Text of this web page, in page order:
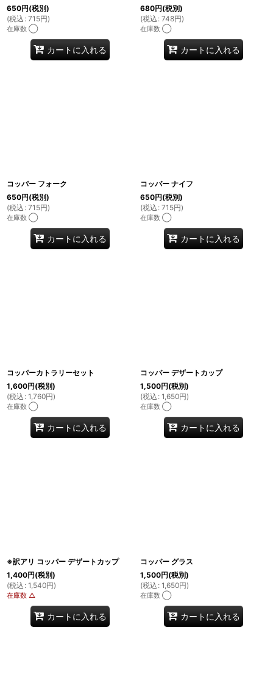
650円(税別)
(税込 : 715円)
在庫数 ◯
カートに入れる
680円(税別)
(税込 : 748円)
在庫数 ◯
カートに入れる
コッパー フォーク
650円(税別)
(税込 : 715円)
在庫数 ◯
カートに入れる
コッパー ナイフ
650円(税別)
(税込 : 715円)
在庫数 ◯
カートに入れる
コッパーカトラリーセット
1,600円(税別)
(税込 : 1,760円)
在庫数 ◯
カートに入れる
コッパー デザートカップ
1,500円(税別)
(税込 : 1,650円)
在庫数 ◯
カートに入れる
※訳アリ コッパー デザートカップ
1,400円(税別)
(税込 : 1,540円)
在庫数 △
カートに入れる
コッパー グラス
1,500円(税別)
(税込 : 1,650円)
在庫数 ◯
カートに入れる